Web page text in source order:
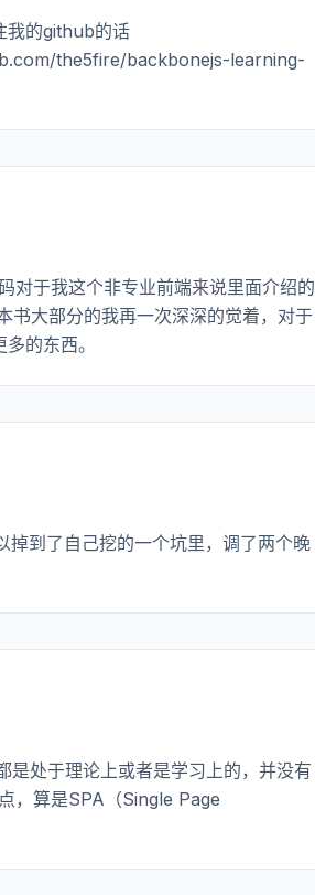
我的github的话
the5fire/backbonejs-learning-
对于我这个非专业前端来说里面介绍的
书大部分的我再一次深深的觉着，对于
的东西。
到了自己挖的一个坑里，调了两个晚
处于理论上或者是学习上的，并没有
，算是SPA（Single Page